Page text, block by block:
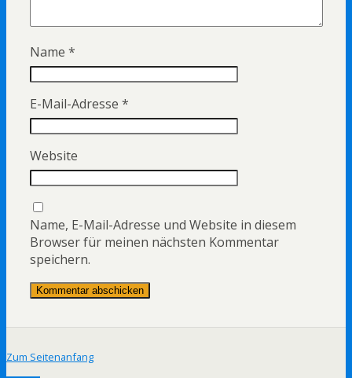
Name *
E-Mail-Adresse *
Website
Name, E-Mail-Adresse und Website in diesem
Browser für meinen nächsten Kommentar
speichern.
Zum Seitenanfang